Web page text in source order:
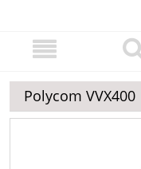
Polycom VVX400